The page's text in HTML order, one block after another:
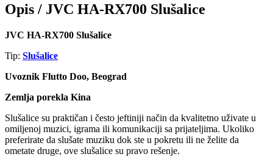
Opis / JVC HA-RX700 Slušalice
JVC HA-RX700 Slušalice
Tip: Slušalice
Uvoznik Flutto Doo, Beograd
Zemlja porekla Kina
Slušalice su praktičan i često jeftiniji način da kvalitetno uživate u
omiljenoj muzici, igrama ili komunikaciji sa prijateljima. Ukoliko
preferirate da slušate muziku dok ste u pokretu ili ne želite da
ometate druge, ove slušalice su pravo rešenje.